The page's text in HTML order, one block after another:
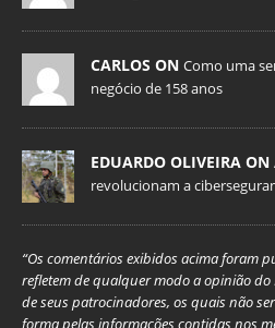
CARLOS ON Como uma
negócio de 158 anos
EDUARDO OLIVEIRA ON
revolucionam a
“Os comentários exibidos acima foram
refletem de qualquer modo a opinião
de seus patrocinadores, os quais não
forma pelas informações contidas nos